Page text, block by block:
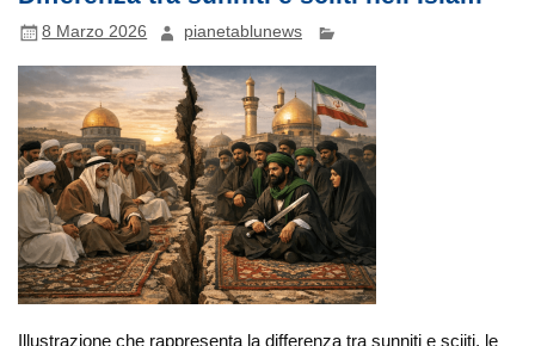
8 Marzo 2026 pianetablunews
Illustrazione che rappresenta la differenza tra sunniti e sciiti, le